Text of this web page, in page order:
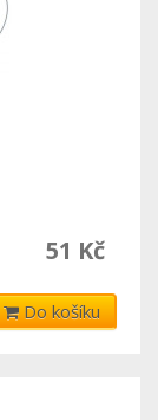
51 Kč
Do košíku